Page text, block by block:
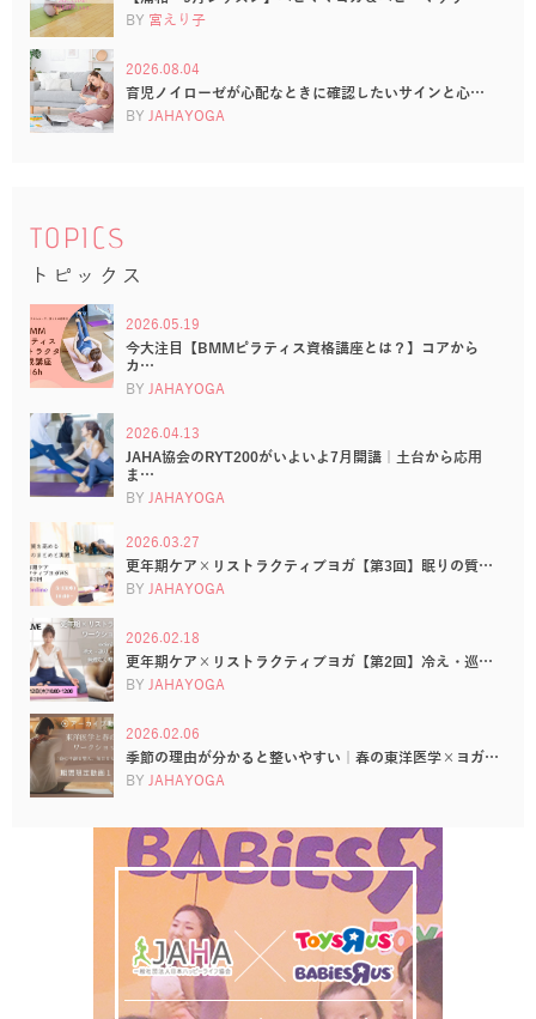
BY 宮えり子
2026.08.04
育児ノイローゼが心配なときに確認したいサインと心…
BY JAHAYOGA
TOPICS
トピックス
2026.05.19
今大注目【BMMピラティス資格講座とは？】コアから
カ…
BY JAHAYOGA
2026.04.13
JAHA協会のRYT200がいよいよ7月開講｜土台から応用
ま…
BY JAHAYOGA
2026.03.27
更年期ケア×リストラクティブヨガ【第3回】眠りの質…
BY JAHAYOGA
2026.02.18
更年期ケア×リストラクティブヨガ【第2回】冷え・巡…
BY JAHAYOGA
2026.02.06
季節の理由が分かると整いやすい｜春の東洋医学×ヨガ…
BY JAHAYOGA